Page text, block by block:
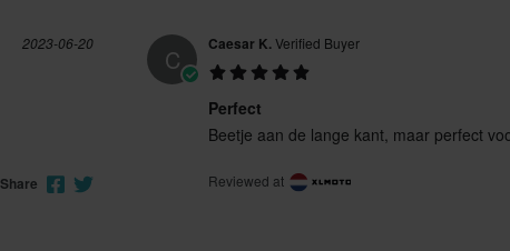
2023-06-20
Share
C Caesar K.Verified Buyer
Perfect
Beetje aan de lange kant, maar perfect
Reviewed at